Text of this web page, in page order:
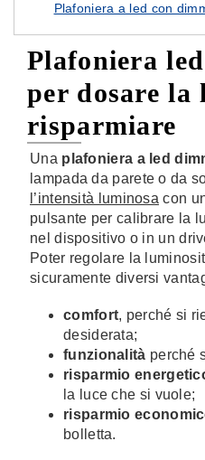
Plafoniera a led con
Plafoniera
per dosare la
risparmiare
Una plafoniera a led
lampada da parete o da
l’intensità luminosa con
pulsante per calibrare la
nel dispositivo o in un
Poter regolare la
sicuramente diversi
comfort, perché si
desiderata;
funzionalità perché
risparmio
la luce che si vuole;
risparmio
bolletta.